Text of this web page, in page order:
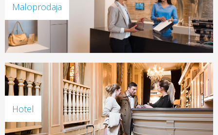
Maloprodaja
Hotel